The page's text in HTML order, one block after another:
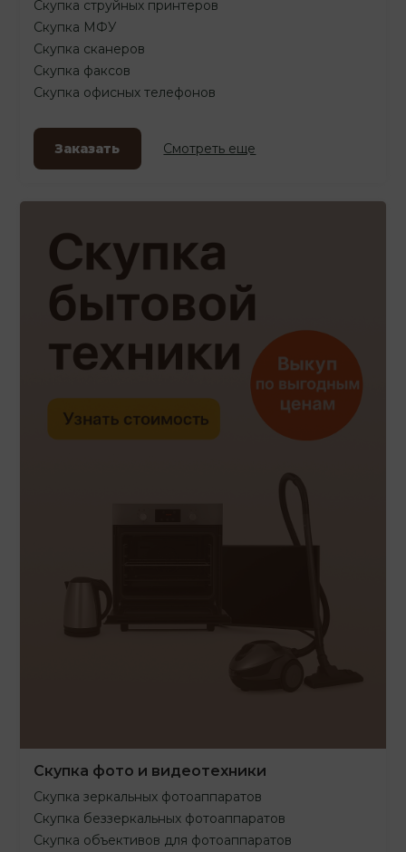
Скупка струйных принтеров
Скупка МФУ
Скупка сканеров
Скупка факсов
Скупка офисных телефонов
Заказать Смотреть еще
Скупка фото и видеотехники
Скупка зеркальных фотоаппаратов
Скупка беззеркальных фотоаппаратов
Скупка объективов для фотоаппаратов